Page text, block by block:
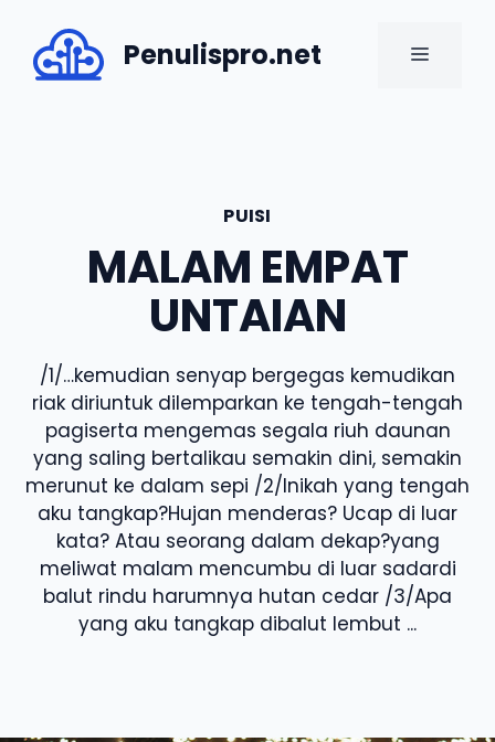
content
Penulispro.net MENU
PUISI
MALAM EMPAT
UNTAIAN
/1/…kemudian senyap bergegas kemudikan
riak diriuntuk dilemparkan ke tengah-tengah
pagiserta mengemas segala riuh daunan
yang saling bertalikau semakin dini, semakin
merunut ke dalam sepi /2/Inikah yang tengah
aku tangkap?Hujan menderas? Ucap di luar
kata? Atau seorang dalam dekap?yang
meliwat malam mencumbu di luar sadardi
balut rindu harumnya hutan cedar /3/Apa
yang aku tangkap dibalut lembut ...